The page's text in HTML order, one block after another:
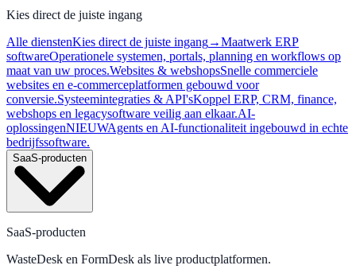
Kies direct de juiste ingang
Alle dienstenKies direct de juiste ingang→Maatwerk ERP
softwareOperationele systemen, portals, planning en workflows op
maat van uw proces.Websites & webshopsSnelle commerciele
websites en e-commerceplatformen gebouwd voor
conversie.Systeemintegraties & API'sKoppel ERP, CRM, finance,
webshops en legacysoftware veilig aan elkaar.AI-
oplossingenNIEUWAgents en AI-functionaliteit ingebouwd in echte
bedrijfssoftware.
SaaS-producten
SaaS-producten
WasteDesk en FormDesk als live productplatformen.